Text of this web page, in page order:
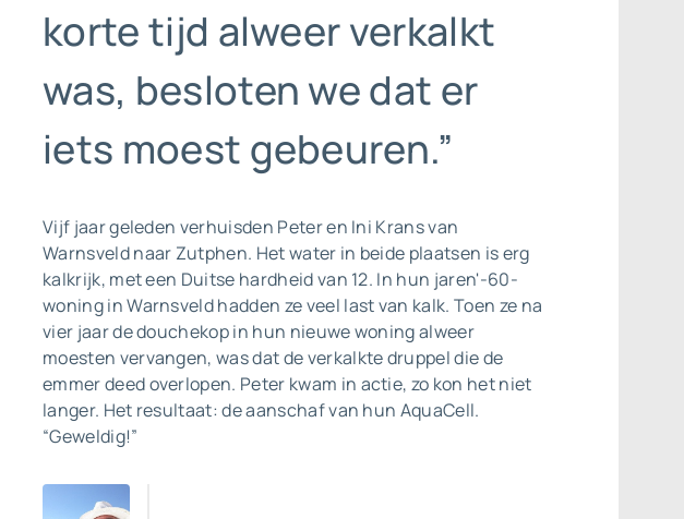
korte tijd alweer verkalkt
was, besloten we dat er
iets moest gebeuren.”
Vijf jaar geleden verhuisden Peter en Ini Krans van
Warnsveld naar Zutphen. Het water in beide plaatsen is erg
kalkrijk, met een Duitse hardheid van 12. In hun jaren'-60-
woning in Warnsveld hadden ze veel last van kalk. Toen ze na
vier jaar de douchekop in hun nieuwe woning alweer
moesten vervangen, was dat de verkalkte druppel die de
emmer deed overlopen. Peter kwam in actie, zo kon het niet
langer. Het resultaat: de aanschaf van hun AquaCell.
“Geweldig!”